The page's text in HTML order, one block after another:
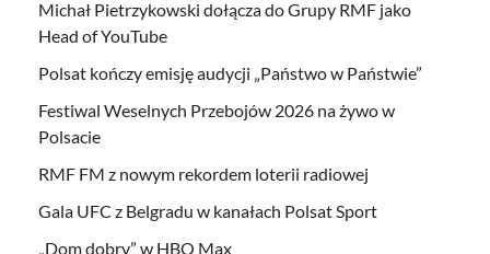
Michał Pietrzykowski dołącza do Grupy RMF jako
Head of YouTube
Polsat kończy emisję audycji „Państwo w Państwie”
Festiwal Weselnych Przebojów 2026 na żywo w
Polsacie
RMF FM z nowym rekordem loterii radiowej
Gala UFC z Belgradu w kanałach Polsat Sport
„Dom dobry” w HBO Max